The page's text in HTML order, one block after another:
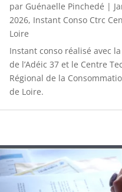
par Guénaelle Pinchedé |
2026, Instant Conso Ctrc
Loire
Instant conso réalisé avec
de l’Adéic 37 et le Centre
Régional de la
de Loire.